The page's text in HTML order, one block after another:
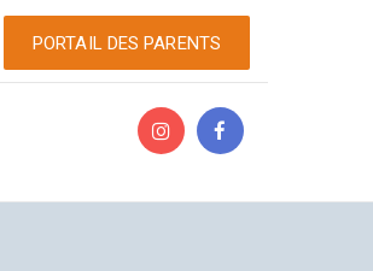
PORTAIL DES PARENTS